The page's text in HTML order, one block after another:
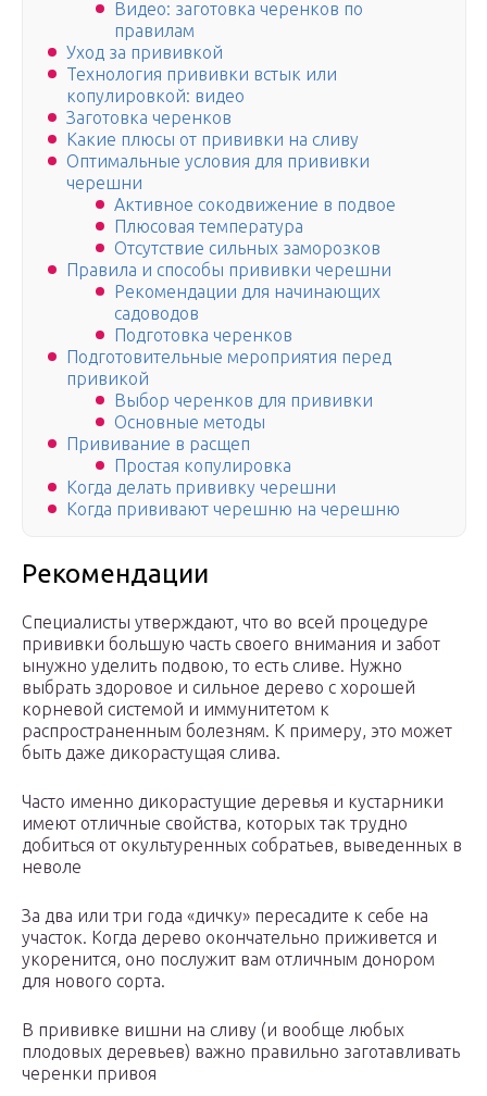
Видео: заготовка черенков по
правилам
Уход за прививкой
Технология прививки встык или
копулировкой: видео
Заготовка черенков
Какие плюсы от прививки на сливу
Оптимальные условия для прививки
черешни
Активное сокодвижение в подвое
Плюсовая температура
Отсутствие сильных заморозков
Правила и способы прививки черешни
Рекомендации для начинающих
садоводов
Подготовка черенков
Подготовительные мероприятия перед
привикой
Выбор черенков для прививки
Основные методы
Прививание в расщеп
Простая копулировка
Когда делать прививку черешни
Когда прививают черешню на черешню
Рекомендации
Специалисты утверждают, что во всей процедуре
прививки большую часть своего внимания и забот
ынужно уделить подвою, то есть сливе. Нужно
выбрать здоровое и сильное дерево с хорошей
корневой системой и иммунитетом к
распространенным болезням. К примеру, это может
быть даже дикорастущая слива.
Часто именно дикорастущие деревья и кустарники
имеют отличные свойства, которых так трудно
добиться от окультуренных собратьев, выведенных в
неволе
За два или три года «дичку» пересадите к себе на
участок. Когда дерево окончательно приживется и
укоренится, оно послужит вам отличным донором
для нового сорта.
В прививке вишни на сливу (и вообще любых
плодовых деревьев) важно правильно заготавливать
черенки привоя